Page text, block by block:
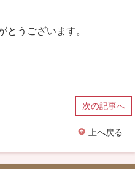
とうございます。
次の記事へ
上へ戻る